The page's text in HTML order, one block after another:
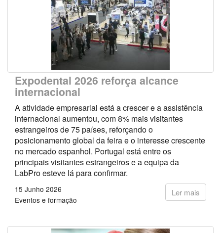
Expodental 2026 reforça alcance
internacional
A atividade empresarial está a crescer e a assistência
internacional aumentou, com 8% mais visitantes
estrangeiros de 75 países, reforçando o
posicionamento global da feira e o interesse crescente
no mercado espanhol. Portugal está entre os
principais visitantes estrangeiros e a equipa da
LabPro esteve lá para confirmar.
Ler mais
15 Junho 2026
Eventos e formação